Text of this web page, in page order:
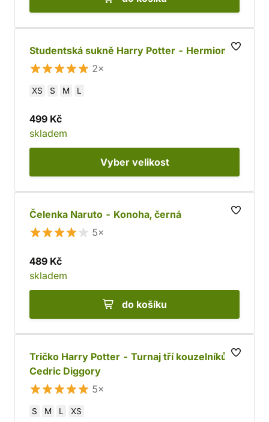
Studentská sukně Harry Potter - Hermiona
2×
XS S M L
499 Kč
skladem
Vyber velikost
Čelenka Naruto - Konoha, černá
5×
489 Kč
skladem
do košíku
Tričko Harry Potter - Turnaj tří kouzelníků:
Cedric Diggory
5×
S M L XS